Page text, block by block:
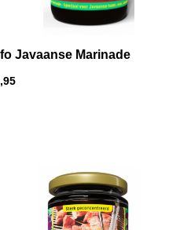
Javaanse Marinade